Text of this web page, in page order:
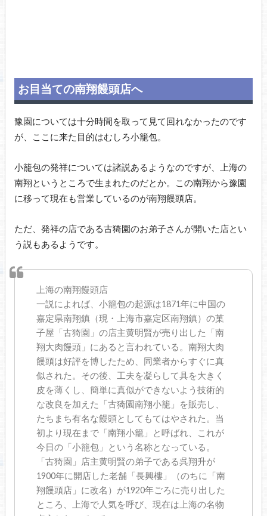
お目当ての南翔饅頭店へ
豫園については十分時間を取って見て回れなかったのです
が、ここに来た目的はむしろ小籠包。
小籠包の発祥については諸説あるようなのですが、上海の
南翔というところで生まれたのだとか。この南翔から豫園
に移って現在も営業しているのが南翔饅頭店。
ただ、発祥の店である古猗園のお弟子さんが開いた店とい
う説もあるようです。
上海の南翔饅頭店
一説によれば、小籠包の起源は1871年に中国の
嘉定県南翔鎮（現・上海市嘉定区南翔鎮）の菓
子屋「古猗園」の店主黄明賢が売り出した「南
翔大肉饅頭」にあると言われている。南翔大肉
饅頭は好評を博したため、同業者からすぐに真
似された。その後、工夫を凝らして具を大きく
皮を薄くし、簡単に真似ができないよう技術的
な改良を加えた「古猗園南翔小籠」を販売し、
たちまち有名な饅頭としてもてはやされた。当
初より現在まで「南翔小籠」と呼ばれ、これが
今日の「小籠包」という名称となっている。
「古猗園」店主黄明賢の弟子である呉翔升が
1900年に開店した老舗「長興樓」（のちに「南
翔饅頭店」に改名）が1920年ごろに売り出した
ところ、上海で人気を呼び、現在は上海の名物